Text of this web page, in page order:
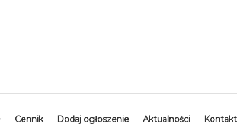
Cennik Dodaj ogłoszenie Aktualności Kontakt